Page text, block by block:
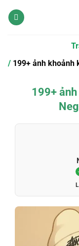
qua
199+ ảnh khoảnh
199+